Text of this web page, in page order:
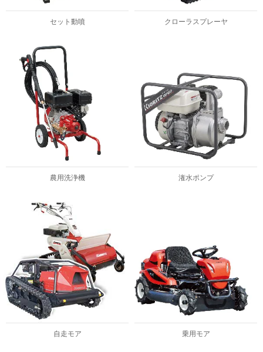
セット動噴 クローラスプレーヤ
農用洗浄機 潅水ポンプ
自走モア 乗用モア